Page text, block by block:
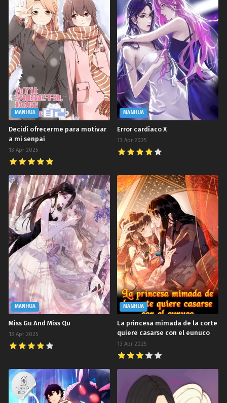
MANHUA
Decidí ofrecerme para motivar
a mi senpai
13 Apr 2025
MANHUA
Error cardíaco X
13 Apr 2025
MANHUA
Miss Gu And Miss Qu
13 Apr 2025
MANHUA
La princesa mimada de la corte
quiere casarse con el eunuco
13 Apr 2025